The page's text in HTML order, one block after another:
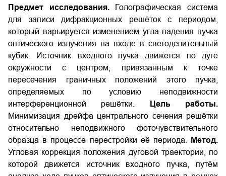
Предмет исследования.Голографическая система
для записи дифракционных решёток с периодом,
который варьируется изменением угла падения пучка
оптического излучения на входе в светоделительный
кубик. Источник входного пучка движется по дуге
окружности с центром, привязанным к точке
пересечения граничных положений этого пучка,
определяемых по условию неподвижности
интерференционной решётки.
Цель работы.
Минимизация дрейфа центрального сечения решётки
относительно неподвижного фоточувствительного
образца в процессе перестройки её периода.
Метод.
Угловая коррекция положения дуговой траектории, по
которой движется источник входного пучка, путём